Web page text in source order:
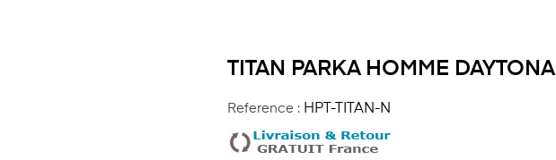
TITAN PARKA HOMME DAYTONA
Reference : HPT-TITAN-N